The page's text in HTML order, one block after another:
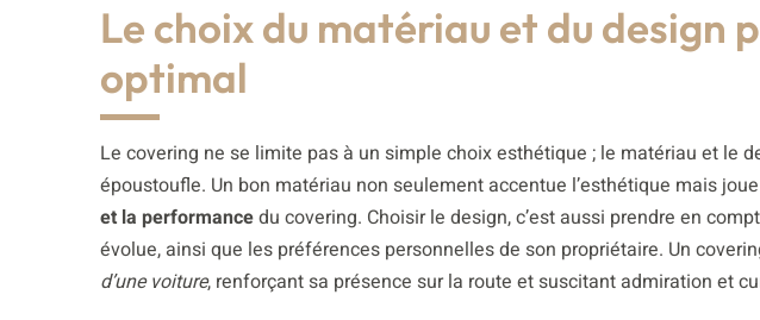
Le choix du matériau et du design
optimal
Le covering ne se limite pas à un simple choix esthétique ; le matériau et le
époustoufle. Un bon matériau non seulement accentue l’esthétique mais
et la performancedu covering. Choisir le design, c’est aussi prendre en
évolue, ainsi que les préférences personnelles de son propriétaire. Un
d’une voiture, renforçant sa présence sur la route et suscitant admiration et